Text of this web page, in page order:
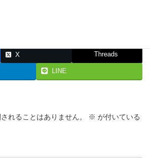
X Threads
LINE
れることはありません。 ※ が付いている